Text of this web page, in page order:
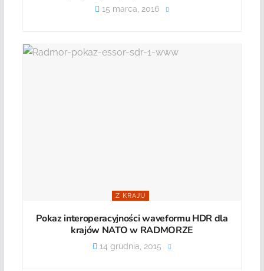
15 marca, 2016
Z KRAJU
Pokaz interoperacyjności waveformu HDR dla
krajów NATO w RADMORZE
14 grudnia, 2015